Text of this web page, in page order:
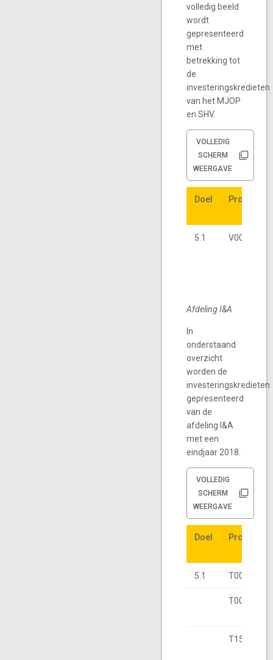
volledig beeld
wordt
gepresenteerd
met
betrekking tot
de
investeringskredieten
van het MJOP
en SHV.
VOLLEDIG
SCHERM
WEERGAVE
Doel Projectnr.
Doel Projectnr.
5.1 V000002
Afdeling I&A
In
onderstaand
overzicht
worden de
investeringskredieten
gepresenteerd
van de
afdeling I&A
met een
eindjaar 2018.
VOLLEDIG
SCHERM
WEERGAVE
Doel Projectnr.
Doel Projectnr.
5.1 T002346
T003565
T150001